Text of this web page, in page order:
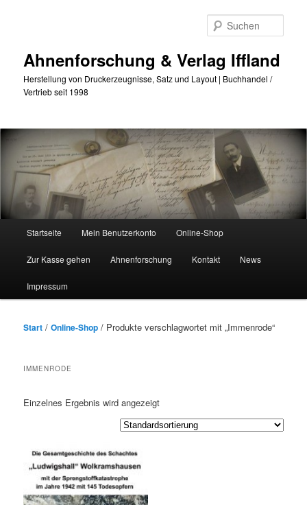
Ahnenforschung & Verlag Iffland
Herstellung von Druckerzeugnisse, Satz und Layout | Buchhandel /
Vertrieb seit 1998
Startseite Mein Benutzerkonto Online-Shop
Zur Kasse gehen Ahnenforschung Kontakt News
Impressum
Start /Online-Shop / Produkte verschlagwortet mit „Immenrode“
IMMENRODE
Einzelnes Ergebnis wird angezeigt